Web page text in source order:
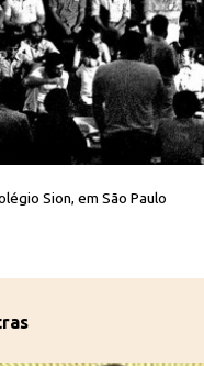
Sion, em São Paulo